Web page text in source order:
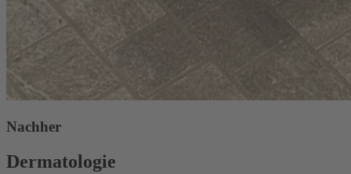
Nachher
Dermatologie